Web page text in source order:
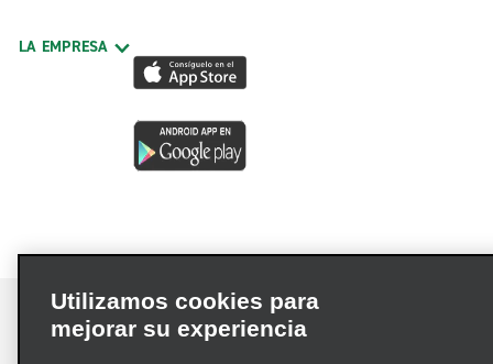
LA EMPRESA
Utilizamos cookies para
mejorar su experiencia